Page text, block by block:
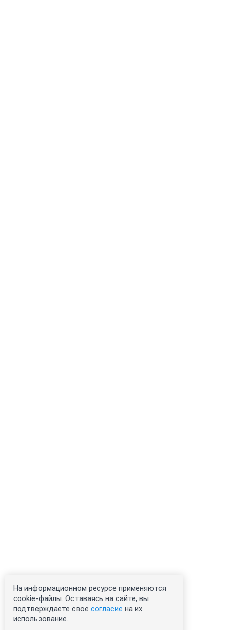
На информационном ресурсе применяются
cookie-файлы. Оставаясь на сайте, вы
подтверждаете свое согласие на их
использование.